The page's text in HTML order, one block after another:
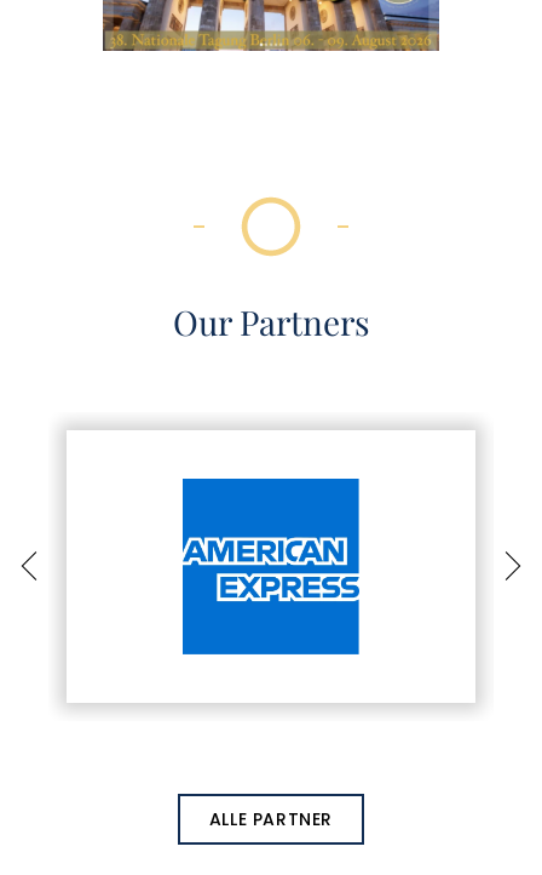
Our Partners
ALLE PARTNER